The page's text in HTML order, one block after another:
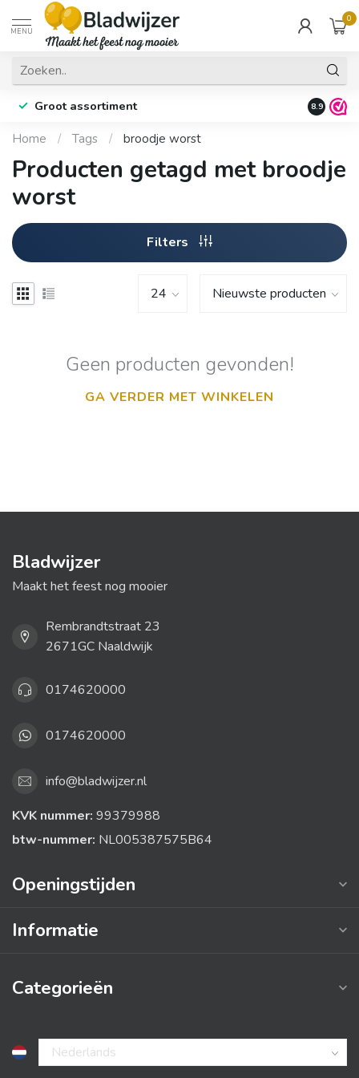
MENU
0
Groot assortiment Fysieke
8.9
Home / Tags / broodje worst
Producten getagd met broodje
worst
Filters
Geen producten gevonden!
GA VERDER MET WINKELEN
Bladwijzer
Maakt het feest nog mooier
Rembrandtstraat 23
2671GC Naaldwijk
0174620000
0174620000
info@bladwijzer.nl
KVK nummer: 99379988
btw-nummer: NL005387575B64
Openingstijden
Informatie
Categorieën